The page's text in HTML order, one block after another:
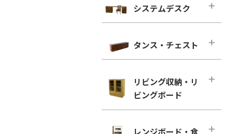
6人用
シンプルタイプ
ウォールナット
ホワイトオーク
ブラックチェリー
ホワイトオーク
ホワイトアッシュ
ダイニングチェア
ブラックチェリー
ホワイトオーク
ホワイトアッシュ
リビングチェア
デスクチェア・オフィスチェア
ベンチ
システムデスク
■幅160cm
幅160cm－奥行き60cm
■幅180cm
幅180cm－奥行き46cm
幅180cm－奥行き60cm
タンス・チェスト
ローチェスト
幅100cm未満
リビング収納・リ
ビングボード
インページ